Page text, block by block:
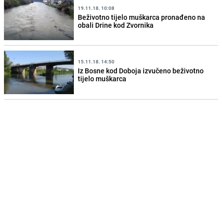
19.11.18. 10:08
Beživotno tijelo muškarca pronađeno na
obali Drine kod Zvornika
15.11.18. 14:50
Iz Bosne kod Doboja izvučeno beživotno
tijelo muškarca